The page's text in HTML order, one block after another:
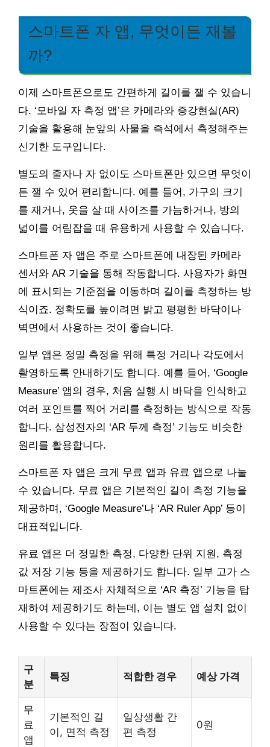
스마트폰 자 앱, 무엇이든 재볼
까?
이제 스마트폰으로도 간편하게 길이를 잴 수 있습니
다. ‘모바일 자 측정 앱’은 카메라와 증강현실(AR)
기술을 활용해 눈앞의 사물을 즉석에서 측정해주는
신기한 도구입니다.
별도의 줄자나 자 없이도 스마트폰만 있으면 무엇이
든 잴 수 있어 편리합니다. 예를 들어, 가구의 크기
를 재거나, 옷을 살 때 사이즈를 가늠하거나, 방의
넓이를 어림잡을 때 유용하게 사용할 수 있습니다.
스마트폰 자 앱은 주로 스마트폰에 내장된 카메라
센서와 AR 기술을 통해 작동합니다. 사용자가 화면
에 표시되는 기준점을 이동하며 길이를 측정하는 방
식이죠. 정확도를 높이려면 밝고 평평한 바닥이나
벽면에서 사용하는 것이 좋습니다.
일부 앱은 정밀 측정을 위해 특정 거리나 각도에서
촬영하도록 안내하기도 합니다. 예를 들어, ‘Google
Measure’ 앱의 경우, 처음 실행 시 바닥을 인식하고
여러 포인트를 찍어 거리를 측정하는 방식으로 작동
합니다. 삼성전자의 ‘AR 두께 측정’ 기능도 비슷한
원리를 활용합니다.
스마트폰 자 앱은 크게 무료 앱과 유료 앱으로 나눌
수 있습니다. 무료 앱은 기본적인 길이 측정 기능을
제공하며, ‘Google Measure’나 ‘AR Ruler App’ 등이
대표적입니다.
유료 앱은 더 정밀한 측정, 다양한 단위 지원, 측정
값 저장 기능 등을 제공하기도 합니다. 일부 고가 스
마트폰에는 제조사 자체적으로 ‘AR 측정’ 기능을 탑
재하여 제공하기도 하는데, 이는 별도 앱 설치 없이
사용할 수 있다는 장점이 있습니다.
구
분
특징 적합한 경우 예상 가격
무
료
앱
기본적인 길
이, 면적 측정
일상생활 간
편 측정
0원